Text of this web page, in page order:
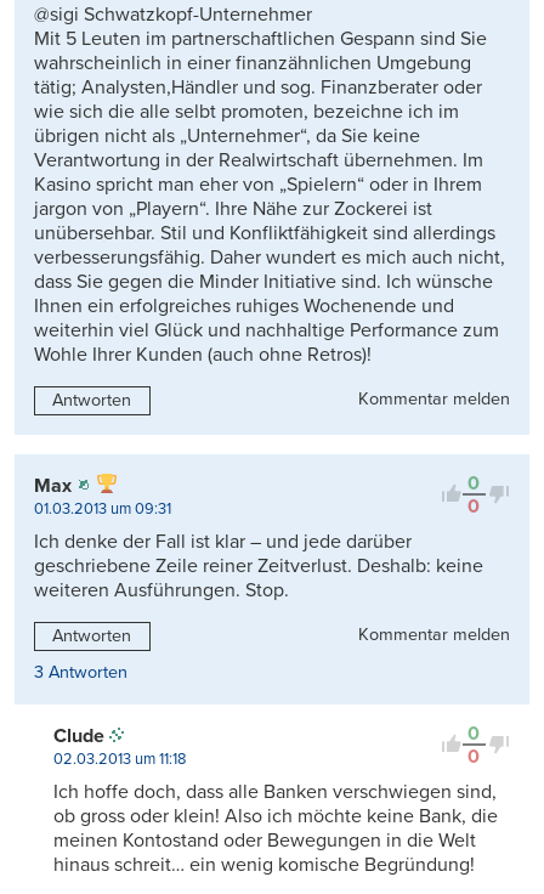
@sigi Schwatzkopf-Unternehmer
Mit 5 Leuten im partnerschaftlichen Gespann sind Sie
wahrscheinlich in einer finanzähnlichen Umgebung
tätig; Analysten,Händler und sog. Finanzberater oder
wie sich die alle selbt promoten, bezeichne ich im
übrigen nicht als „Unternehmer“, da Sie keine
Verantwortung in der Realwirtschaft übernehmen. Im
Kasino spricht man eher von „Spielern“ oder in Ihrem
jargon von „Playern“. Ihre Nähe zur Zockerei ist
unübersehbar. Stil und Konfliktfähigkeit sind allerdings
verbesserungsfähig. Daher wundert es mich auch nicht,
dass Sie gegen die Minder Initiative sind. Ich wünsche
Ihnen ein erfolgreiches ruhiges Wochenende und
weiterhin viel Glück und nachhaltige Performance zum
Wohle Ihrer Kunden (auch ohne Retros)!
Antworten Kommentar melden
0
0
Max
01.03.2013 um 09:31
Ich denke der Fall ist klar – und jede darüber
geschriebene Zeile reiner Zeitverlust. Deshalb: keine
weiteren Ausführungen. Stop.
Antworten
Kommentar melden
3 Antworten
0
0
Clude
02.03.2013 um 11:18
Ich hoffe doch, dass alle Banken verschwiegen sind,
ob gross oder klein! Also ich möchte keine Bank, die
meinen Kontostand oder Bewegungen in die Welt
hinaus schreit… ein wenig komische Begründung!